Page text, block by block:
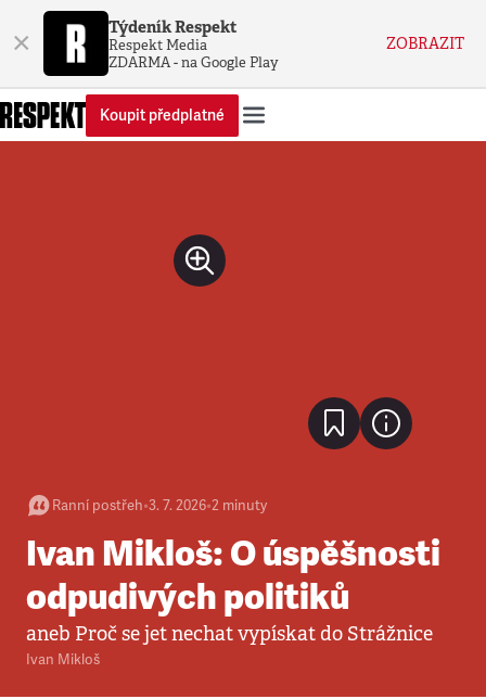
× Týdeník Respekt
Respekt Media
ZDARMA - na Google Play
ZOBRAZIT
Koupit předplatné
Ranní postřeh•3. 7. 2026•2 minuty
Ivan Mikloš: O úspěšnosti
odpudivých politiků
aneb Proč se jet nechat vypískat do Strážnice
Ivan Mikloš